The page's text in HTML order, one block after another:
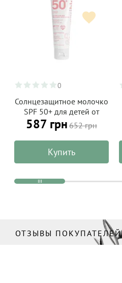
0
Солнцезащитное молочко
SPF 50+ для детей от
рождения ALPHANOVA
Daily Sun 50 мл
587 грн 652 грн
Купить
ОТЗЫВЫ ПОКУПАТЕЛЕЙ